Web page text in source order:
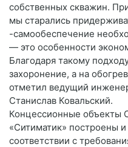
собственных скважин.
мы старались
-самообеспечение
— это особенности
Благодаря такому
захоронение, а на
отметил ведущий
Станислав Ковальский.
Концессионные объекты
«Ситиматик» построены
соответствии с